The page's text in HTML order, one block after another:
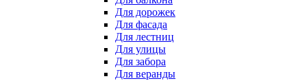
Для дорожек
Для фасада
Для лестниц
Для улицы
Для забора
Для веранды